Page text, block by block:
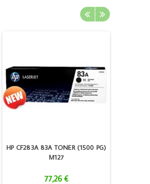
HP CF283A 83A TONER (1500 PG)
M127
77,26 €